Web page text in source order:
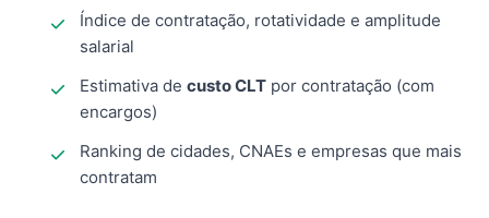
Índice de contratação, rotatividade e amplitude
salarial
Estimativa de custo CLT por contratação (com
encargos)
Ranking de cidades, CNAEs e empresas que mais
contratam